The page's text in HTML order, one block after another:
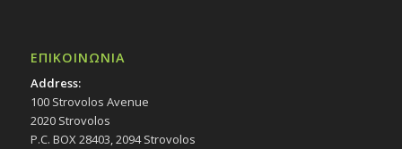
ΕΠΙΚΟΙΝΩΝΙΑ
Address:
100 Strovolos Avenue
2020 Strovolos
P.C. BOX 28403, 2094 Strovolos